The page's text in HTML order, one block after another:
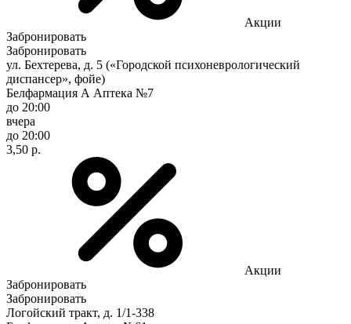
Акции
Забронировать
Забронировать
ул. Бехтерева, д. 5 («Городской психоневрологический
диспансер», фойе)
Белфармация А Аптека №7
до 20:00
вчера
до 20:00
3,50 р.
Акции
Забронировать
Забронировать
Логойский тракт, д. 1/1-338